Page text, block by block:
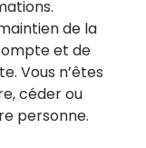
de la
et de
Vous n’êtes
céder ou
personne.